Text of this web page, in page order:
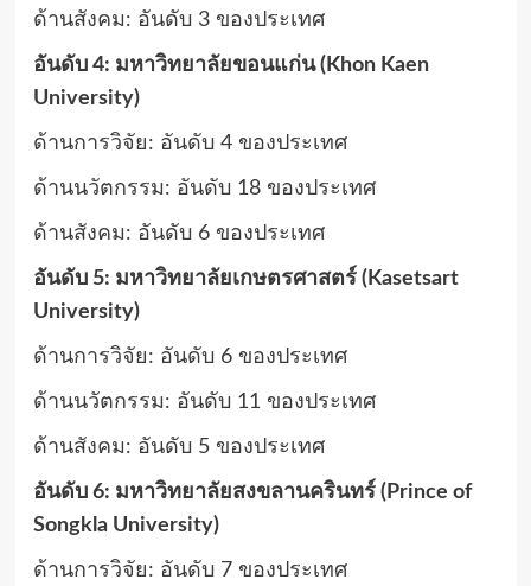
ด้านสังคม: อันดับ 3 ของประเทศ
อันดับ 4: มหาวิทยาลัยขอนแก่น (Khon Kaen
University)
ด้านการวิจัย: อันดับ 4 ของประเทศ
ด้านนวัตกรรม: อันดับ 18 ของประเทศ
ด้านสังคม: อันดับ 6 ของประเทศ
อันดับ 5: มหาวิทยาลัยเกษตรศาสตร์ (Kasetsart
University)
ด้านการวิจัย: อันดับ 6 ของประเทศ
ด้านนวัตกรรม: อันดับ 11 ของประเทศ
ด้านสังคม: อันดับ 5 ของประเทศ
อันดับ 6: มหาวิทยาลัยสงขลานครินทร์ (Prince of
Songkla University)
ด้านการวิจัย: อันดับ 7 ของประเทศ